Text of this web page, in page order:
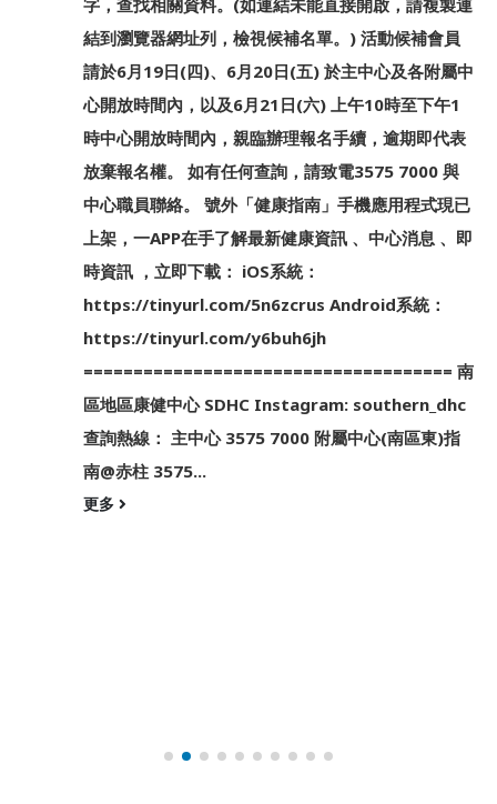
字，查找相關資料。(如連結未能直接開啟，請複製連
結到瀏覽器網址列，檢視候補名單。) 活動候補會員
請於6月19日(四)、6月20日(五) 於主中心及各附屬中
心開放時間內，以及6月21日(六) 上午10時至下午1
時中心開放時間內，親臨辦理報名手續，逾期即代表
放棄報名權。 如有任何查詢，請致電3575 7000 與
中心職員聯絡。 號外「健康指南」手機應用程式現已
上架，一APP在手了解最新健康資訊 、中心消息 、即
時資訊 ，立即下載： iOS系統：
https://tinyurl.com/5n6zcrus Android系統：
https://tinyurl.com/y6buh6jh
===================================== 南
區地區康健中心 SDHC Instagram: southern_dhc
查詢熱線： 主中心 3575 7000 附屬中心(南區東)指
南@赤柱 3575...
更多